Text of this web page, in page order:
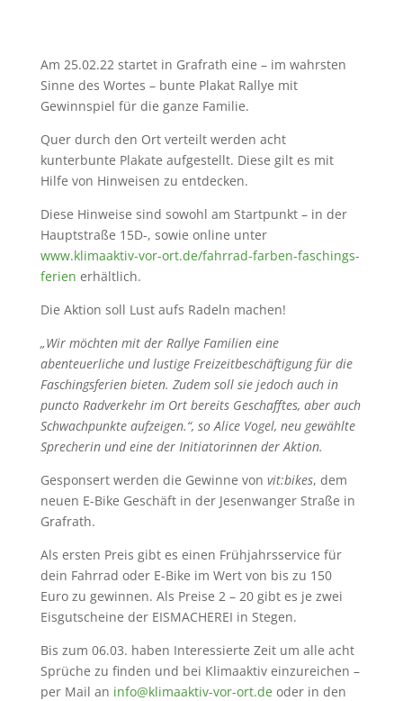
Am 25.02.22 startet in Grafrath eine – im wahrsten
Sinne des Wortes – bunte Plakat Rallye mit
Gewinnspiel für die ganze Familie.
Quer durch den Ort verteilt werden acht
kunterbunte Plakate aufgestellt. Diese gilt es mit
Hilfe von Hinweisen zu entdecken.
Diese Hinweise sind sowohl am Startpunkt – in der
Hauptstraße 15D-, sowie online unter
www.klimaaktiv-vor-ort.de/fahrrad-farben-faschings-
ferien erhältlich.
Die Aktion soll Lust aufs Radeln machen!
„Wir möchten mit der Rallye Familien eine
abenteuerliche und lustige Freizeitbeschäftigung für die
Faschingsferien bieten. Zudem soll sie jedoch auch in
puncto Radverkehr im Ort bereits Geschafftes, aber auch
Schwachpunkte aufzeigen.“, so Alice Vogel, neu gewählte
Sprecherin und eine der Initiatorinnen der Aktion.
Gesponsert werden die Gewinne von vit:bikes, dem
neuen E-Bike Geschäft in der Jesenwanger Straße in
Grafrath.
Als ersten Preis gibt es einen Frühjahrsservice für
dein Fahrrad oder E-Bike im Wert von bis zu 150
Euro zu gewinnen. Als Preise 2 – 20 gibt es je zwei
Eisgutscheine der EISMACHEREI in Stegen.
Bis zum 06.03. haben Interessierte Zeit um alle acht
Sprüche zu finden und bei Klimaaktiv einzureichen –
per Mail an info@klimaaktiv-vor-ort.de oder in den